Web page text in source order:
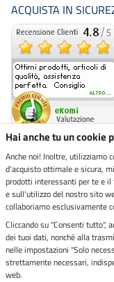
ACQUISTA IN
Negozio ecosostenibile
Spedizioni tramite
Paga in sicurezza con
Hai anche tu un cookie
Anche noi! Inoltre, utilizziamo
d'acquisto ottimale e sicura,
prodotti interessanti per te e
e sull'utilizzo del nostro sito
collaboriamo esclusivamente
Cliccando su "Consenti tutto",
dei tuoi dati, nonché alla
nelle impostazioni "Solo
strettamente necessari,
web.